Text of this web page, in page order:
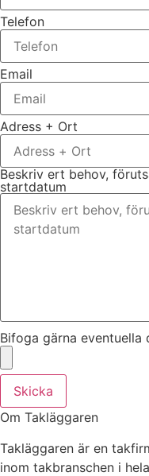
Telefon
Email
Adress + Ort
Beskriv ert behov,
startdatum
Bifoga gärna
Skicka
Om Takläggaren
Takläggaren är en
inom takbranschen i